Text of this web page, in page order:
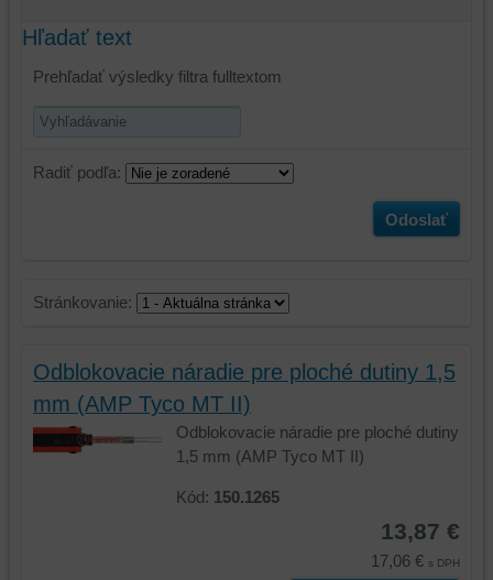
Hľadať text
Prehľadať výsledky filtra fulltextom
Radiť podľa:
Odoslať
Stránkovanie:
Odblokovacie náradie pre ploché dutiny 1,5
mm (AMP Tyco MT II)
Odblokovacie náradie pre ploché dutiny
1,5 mm (AMP Tyco MT II)
Kód: 150.1265
13,87 €
17,06 € s DPH